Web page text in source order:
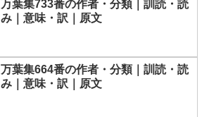
万葉集733番の作者・分類｜訓読・読
み｜意味・訳｜原文
万葉集664番の作者・分類｜訓読・読
み｜意味・訳｜原文